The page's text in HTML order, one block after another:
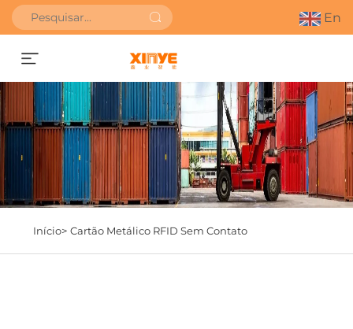
En
Obter orçamento
Início> Cartão Metálico RFID Sem Contato